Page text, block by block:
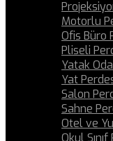
Motorlu
Ofis Büro
Pliseli
Yatak
Yat
Salon
Sahne
Otel ve
Okul